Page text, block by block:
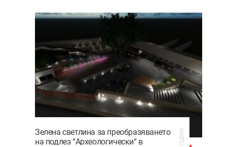
Зелена светлина за преобразяването
на подлез “Археологически“ в